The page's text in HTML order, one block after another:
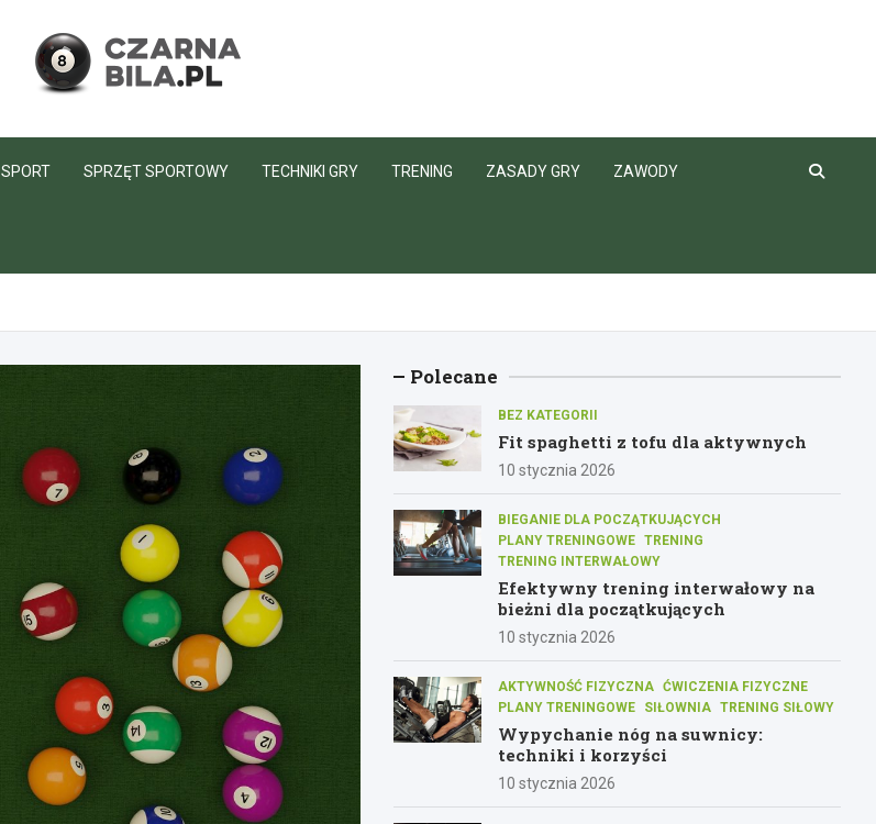
CzarnaBila.pl
SPORT SPRZĘT SPORTOWY TECHNIKI GRY TRENING ZASADY GRY ZAWODY
Polecane
BEZ KATEGORII
Fit spaghetti z tofu dla aktywnych
10 stycznia 2026
BIEGANIE DLA POCZĄTKUJĄCYCH
PLANY TRENINGOWE TRENING
TRENING INTERWAŁOWY
Efektywny trening interwałowy na
bieżni dla początkujących
10 stycznia 2026
AKTYWNOŚĆ FIZYCZNA ĆWICZENIA FIZYCZNE
PLANY TRENINGOWE
SIŁOWNIA TRENING SIŁOWY
Wypychanie nóg na suwnicy:
techniki i korzyści
10 stycznia 2026